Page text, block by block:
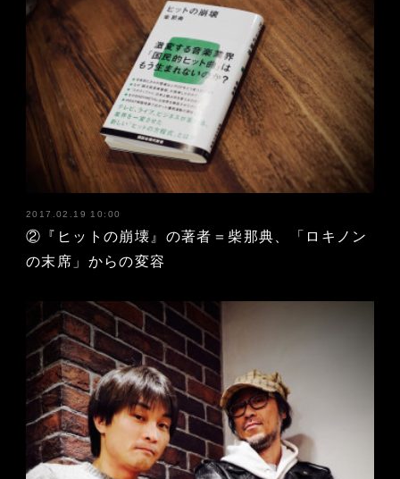
2017.02.19 10:00
②『ヒットの崩壊』の著者＝柴那典、「ロキノン
の末席」からの変容